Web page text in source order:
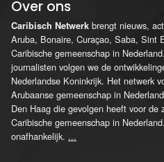
Over ons
Caribisch Netwerk brengt nieuws,
Aruba, Bonaire, Curaçao, Saba, Sint
Caribische gemeenschap in
journalisten volgen we de
Nederlandse Koninkrijk. Het netwerk
Arubaanse gemeenschap in
Den Haag die gevolgen heeft voor de
Caribische gemeenschap in
onafhankelijk. ...